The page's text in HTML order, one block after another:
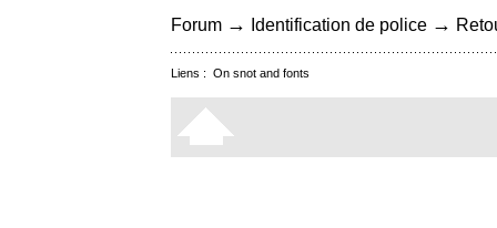
Forum → Identification de police →
Liens : On snot and fonts